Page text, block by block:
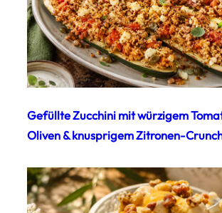
Gefüllte Zucchini mit würzigem
Oliven & knusprigem Zitronen-